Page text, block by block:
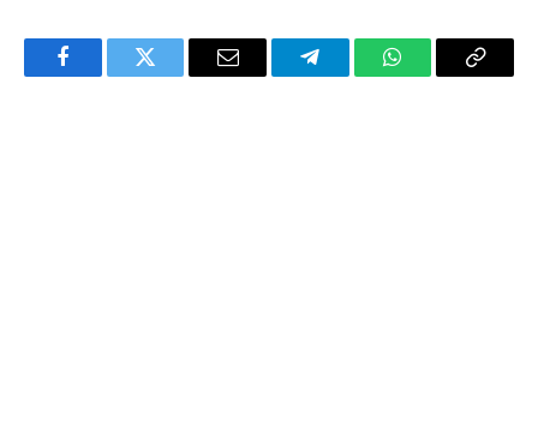
FacebookTwitter Email TelegramWhatsAppCopy